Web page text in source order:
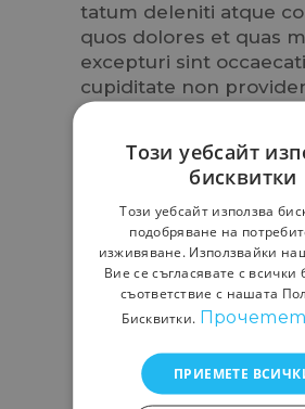
tatum deleniti atque
quos dolores et quas
excepturi sint occaecati
cupiditate non
similique sunt in culpa
eos et accusamus et
odgnissimos ducimus
blanditiis praesentium
tatum deleniti
DATE: АВГУСТ 7, 2019
Този уебсайт
бисквитки
Този уебсайт използва
подобряване на
изживяване. Използвайки
Вие се съгласявате с всички
съответствие с нашата
Бисквитки.
ПРИЕМЕТЕ